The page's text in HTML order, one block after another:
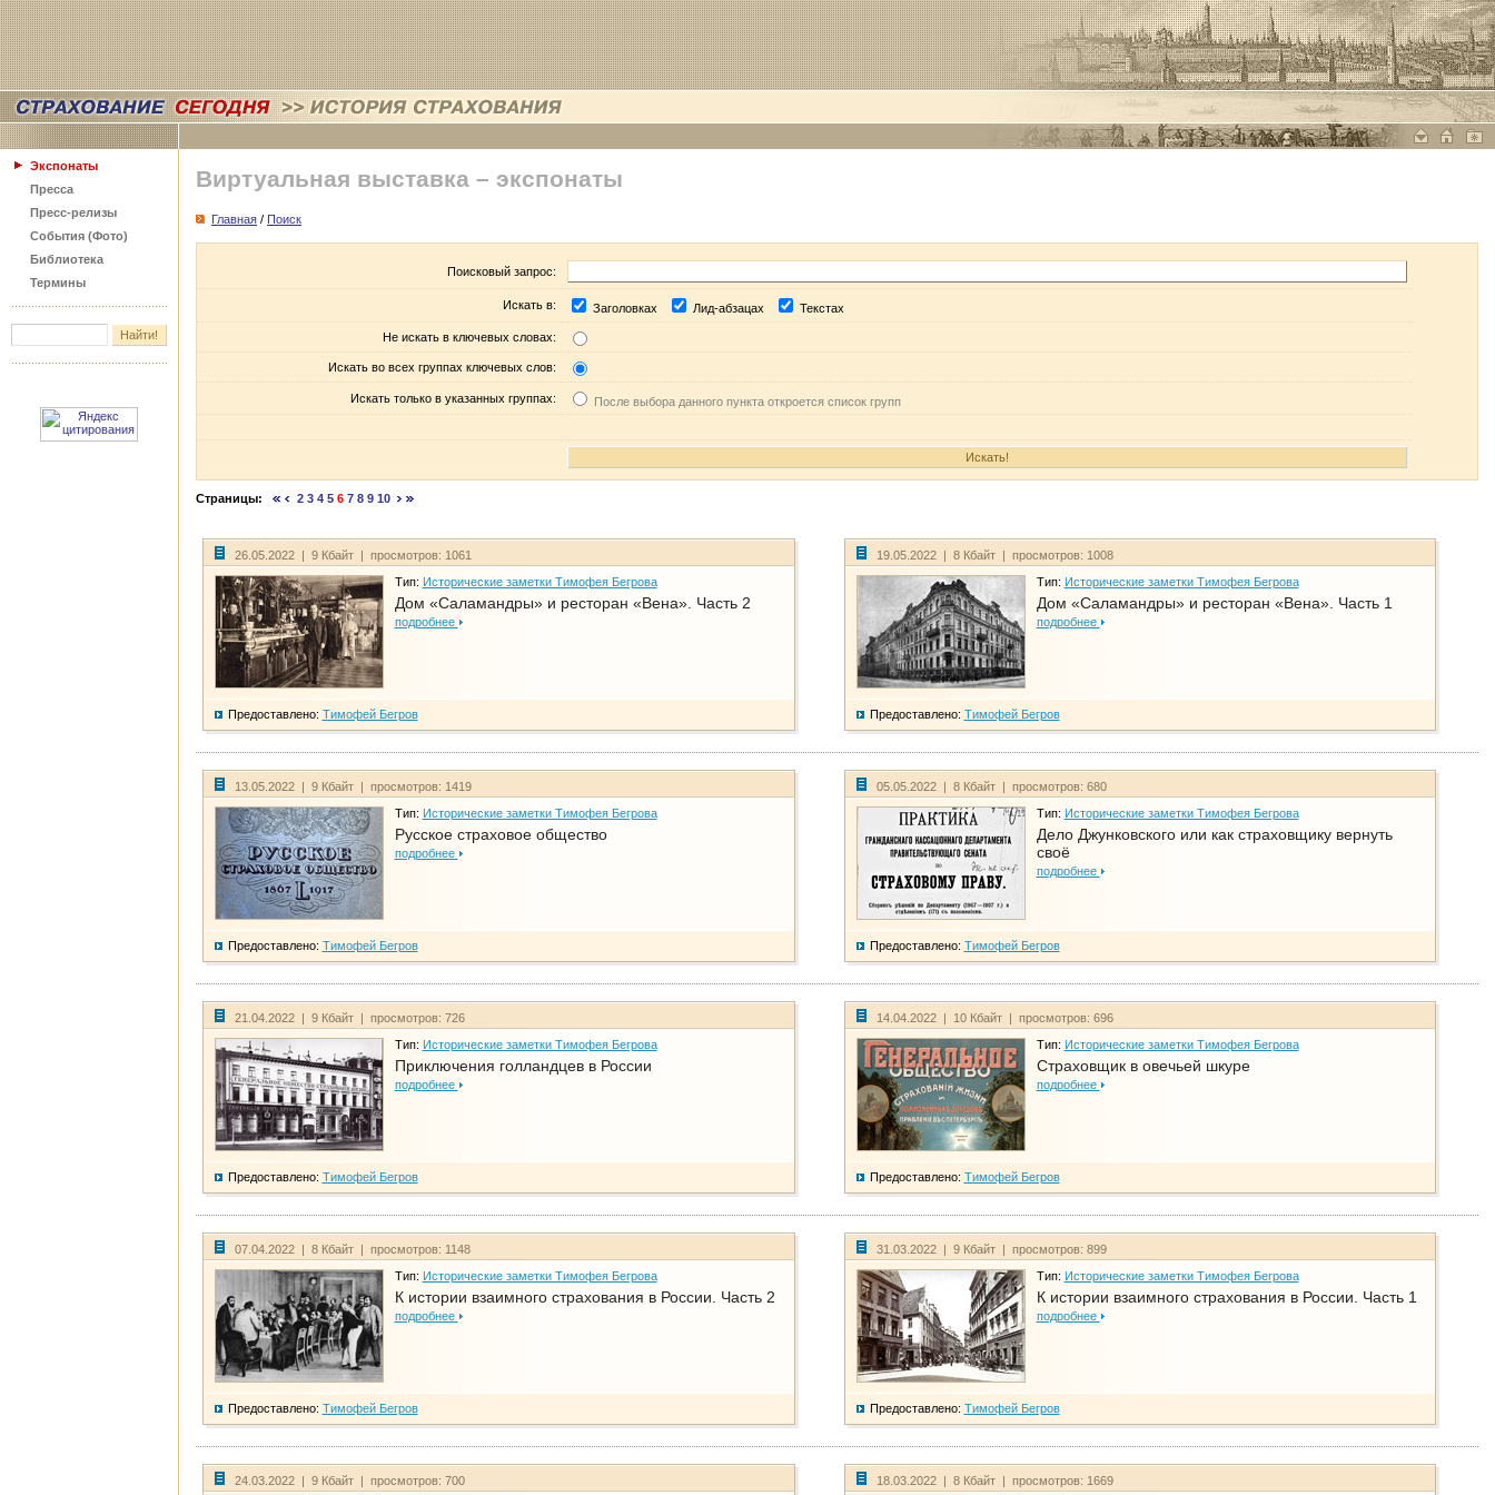
Экспонаты
Пресса
Пресс-релизы
События (Фото)
Библиотека
Термины
Виртуальная выставка – экспонаты
Главная / Поиск
Поисковый запрос:
Искать в: Заголовках Лид-абзацах Текстах
Не искать в ключевых словах:
Искать во всех группах ключевых слов:
Искать только в указанных группах: После выбора данного пункта откроется список групп
Страницы: 2 3 4 5 6 7 8 9 10
26.05.2022 | 9 Кбайт | просмотров: 1061
Тип: Исторические заметки Тимофея Бегрова
Дом «Саламандры» и ресторан «Вена». Часть 2
подробнее
Предоставлено: Тимофей Бегров
19.05.2022 | 8 Кбайт | просмотров: 1008
Тип: Исторические заметки Тимофея Бегрова
Дом «Саламандры» и ресторан «Вена». Часть 1
подробнее
Предоставлено: Тимофей Бегров
13.05.2022 | 9 Кбайт | просмотров: 1419
Тип: Исторические заметки Тимофея Бегрова
Русское страховое общество
подробнее
Предоставлено: Тимофей Бегров
05.05.2022 | 8 Кбайт | просмотров: 680
Тип: Исторические заметки Тимофея Бегрова
Дело Джунковского или как страховщику вернуть
своё
подробнее
Предоставлено: Тимофей Бегров
21.04.2022 | 9 Кбайт | просмотров: 726
Тип: Исторические заметки Тимофея Бегрова
Приключения голландцев в России
подробнее
Предоставлено: Тимофей Бегров
14.04.2022 | 10 Кбайт | просмотров: 696
Тип: Исторические заметки Тимофея Бегрова
Страховщик в овечьей шкуре
подробнее
Предоставлено: Тимофей Бегров
07.04.2022 | 8 Кбайт | просмотров: 1148
Тип: Исторические заметки Тимофея Бегрова
К истории взаимного страхования в России. Часть 2
подробнее
Предоставлено: Тимофей Бегров
31.03.2022 | 9 Кбайт | просмотров: 899
Тип: Исторические заметки Тимофея Бегрова
К истории взаимного страхования в России. Часть 1
подробнее
Предоставлено: Тимофей Бегров
24.03.2022 | 9 Кбайт | просмотров: 700 18.03.2022 | 8 Кбайт | просмотров: 1669